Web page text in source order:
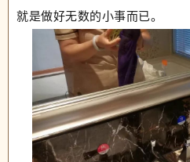
就是做好无数的小事而已。